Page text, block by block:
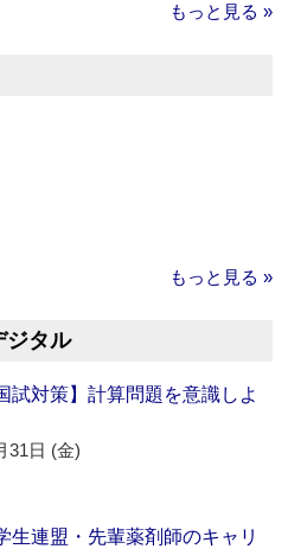
もっと見る »
もっと見る »
ジタル
試対策】計算問題を意識しよ
31日 (金)
生連盟・先輩薬剤師のキャリ